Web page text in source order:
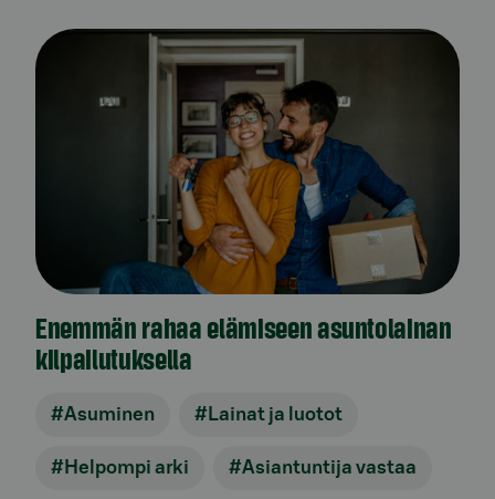
Enemmän rahaa elämiseen asuntolainan
kilpailutuksella
#Asuminen #Lainat ja luotot
#Helpompi arki #Asiantuntija vastaa